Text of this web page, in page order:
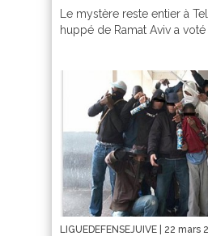
Le mystère reste entier à
huppé de Ramat Aviv a voté
LIGUEDEFENSEJUIVE | 22 mars